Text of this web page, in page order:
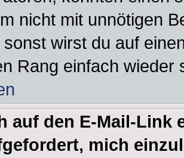
nicht mit unnötigen
wirst du auf
Rang einfach wieder
auf den E-Mail-Link
mich